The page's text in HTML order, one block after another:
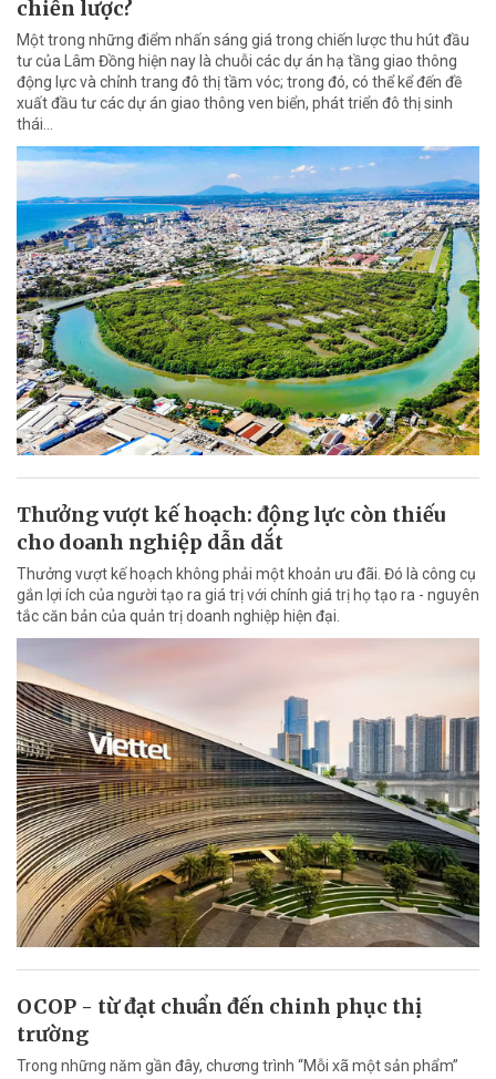
chiến lược?
Một trong những điểm nhấn sáng giá trong chiến lược thu hút đầu
tư của Lâm Đồng hiện nay là chuỗi các dự án hạ tầng giao thông
động lực và chỉnh trang đô thị tầm vóc; trong đó, có thể kể đến đề
xuất đầu tư các dự án giao thông ven biển, phát triển đô thị sinh
thái…
Thưởng vượt kế hoạch: động lực còn thiếu
cho doanh nghiệp dẫn dắt
Thưởng vượt kế hoạch không phải một khoản ưu đãi. Đó là công cụ
gắn lợi ích của người tạo ra giá trị với chính giá trị họ tạo ra - nguyên
tắc căn bản của quản trị doanh nghiệp hiện đại.
OCOP - từ đạt chuẩn đến chinh phục thị
trường
Trong những năm gần đây, chương trình “Mỗi xã một sản phẩm”